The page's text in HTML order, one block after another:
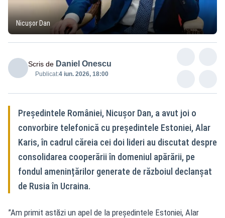
Nicușor Dan
Scris de Daniel Onescu
Publicat:4 iun. 2026, 18:00
Președintele României, Nicușor Dan, a avut joi o
convorbire telefonică cu președintele Estoniei, Alar
Karis, în cadrul căreia cei doi lideri au discutat despre
consolidarea cooperării în domeniul apărării, pe
fondul amenințărilor generate de războiul declanșat
de Rusia în Ucraina.
”Am primit astăzi un apel de la președintele Estoniei, Alar